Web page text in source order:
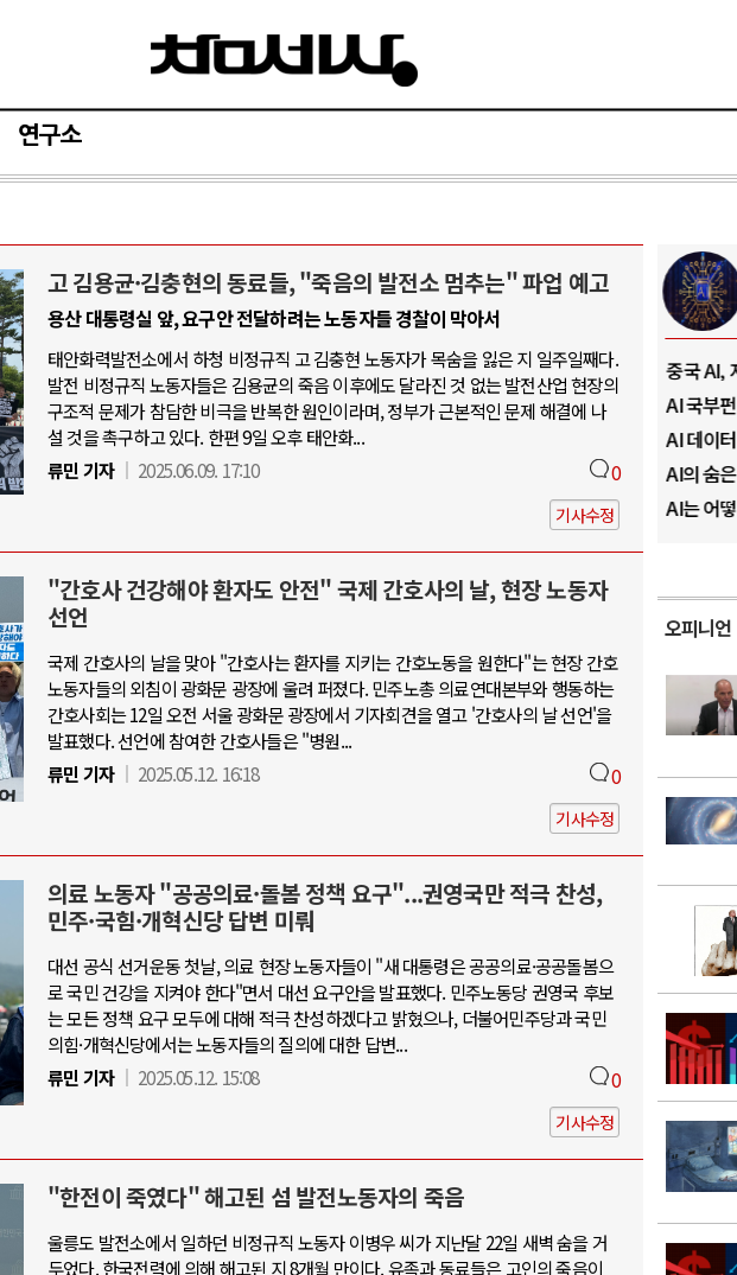
연구소
고 김용균·김충현의 동료들, "죽음의 발전소 멈추는" 파업 예고
용산 대통령실 앞, 요구안 전달하려는 노동자들 경찰이 막아서
태안화력발전소에서 하청 비정규직 고 김충현 노동자가 목숨을 잃은 지 일주일째다.
발전 비정규직 노동자들은 김용균의 죽음 이후에도 달라진 것 없는 발전산업 현장의
구조적 문제가 참담한 비극을 반복한 원인이라며, 정부가 근본적인 문제 해결에 나
설 것을 촉구하고 있다. 한편 9일 오후 태안화...
류민 기자
2025.06.09. 17:10 0
기사수정
"간호사 건강해야 환자도 안전" 국제 간호사의 날, 현장 노동자
선언
국제 간호사의 날을 맞아 "간호사는 환자를 지키는 간호노동을 원한다"는 현장 간호
노동자들의 외침이 광화문 광장에 울려 퍼졌다. 민주노총 의료연대본부와 행동하는
간호사회는 12일 오전 서울 광화문 광장에서 기자회견을 열고 '간호사의 날 선언'을
발표했다. 선언에 참여한 간호사들은 "병원...
류민 기자
2025.05.12. 16:18 0
기사수정
의료 노동자 "공공의료·돌봄 정책 요구"...권영국만 적극 찬성,
민주·국힘·개혁신당 답변 미뤄
대선 공식 선거운동 첫날, 의료 현장 노동자들이 "새 대통령은 공공의료·공공돌봄으
로 국민 건강을 지켜야 한다"면서 대선 요구안을 발표했다. 민주노동당 권영국 후보
는 모든 정책 요구 모두에 대해 적극 찬성하겠다고 밝혔으나, 더불어민주당과 국민
의힘·개혁신당에서는 노동자들의 질의에 대한 답변...
류민 기자
2025.05.12. 15:08 0
기사수정
"한전이 죽였다" 해고된 섬 발전노동자의 죽음
울릉도 발전소에서 일하던 비정규직 노동자 이병우 씨가 지난달 22일 새벽 숨을 거
두었다. 한국전력에 의해 해고된 지 8개월 만이다. 유족과 동료들은 고인의 죽음이
중동 위기
호르무즈 갈등 격화, 트럼프 정치·경제 ..
호르무즈 해협 통행료를 철회한 트럼프
이란, 호르무즈 해협 봉쇄 선택한 배경
트럼프, 이란 압박수단 한계 직면
AI와 인간
중국 AI, 저가 공세로 글로벌 토큰 시..
AI 국부펀드 구상 놓고 미국 진보진영 ..
AI 데이터센터 반대 투쟁은 새로운 글로..
AI의 숨은 환경 비용: 데이터센터 확산..
AI는 어떻게 미국 민주주의를 잠식하고 ..
오피니언